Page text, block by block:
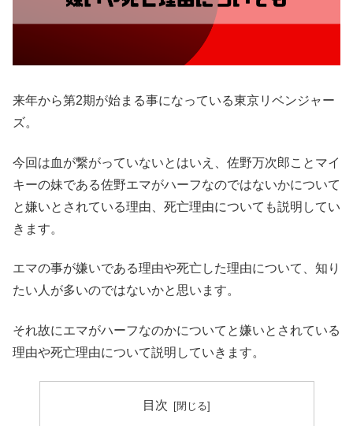
来年から第2期が始まる事になっている東京リベンジャー
ズ。
今回は血が繋がっていないとはいえ、佐野万次郎ことマイ
キーの妹である佐野エマがハーフなのではないかについて
と嫌いとされている理由、死亡理由についても説明してい
きます。
エマの事が嫌いである理由や死亡した理由について、知り
たい人が多いのではないかと思います。
それ故にエマがハーフなのかについてと嫌いとされている
理由や死亡理由について説明していきます。
目次